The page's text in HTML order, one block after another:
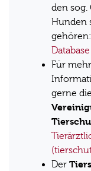
den sog.
Hunden
gehören:
Für
gerne
Der